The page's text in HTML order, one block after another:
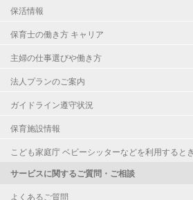
保活情報
保育士の働き方 キャリア
主婦の仕事選びや働き方
法人プランのご案内
ガイドライン遵守状況
保育施設情報
こども家庭庁 ベビーシッターなどを利用すると
サービスに関するご質問・ご相談
よくあるご質問